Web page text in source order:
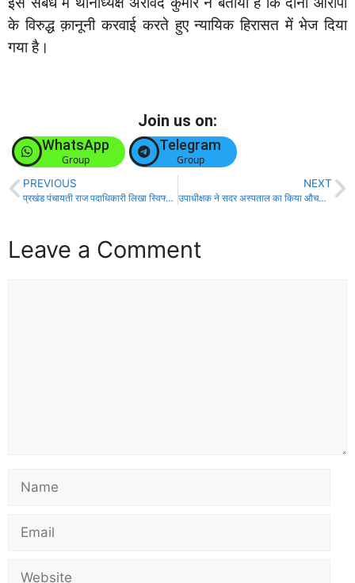
के विरुद्ध क़ानूनी करवाई करते हुए न्यायिक हिरासत में भेज दिया
गया है।
Join us on:
WhatsApp
Group
Telegram
Group
PREVIOUS
प्रखंड पंचायती राज पदाधिकारी लिखा स्विफ्ट डिजायर और स्कॉर्पियो में हुई भीषण टक्कर, महिला, बच्चा समेत 8 लोग घायल।
NEXT
उपाधीक्षक ने सदर अस्पताल का किया औचक निरीक्षण, दो डॉक्टर ड्यूटी से गायब, निजी अस्पताल के दलाल हुए फरार
Leave a Comment